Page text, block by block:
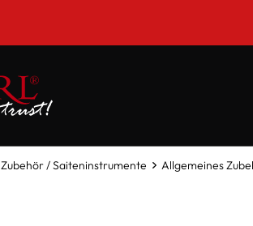
Zubehör / Saiteninstrumente Allgemeines